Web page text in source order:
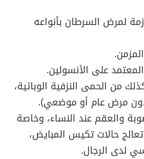
لمرض السرطان بأنواعه
على الأنسولين.
من الحمى النزفية الوبائية،
مرض عام أو موضعي).
والعقم عند النساء، وخاصة
حالات تكيس المبايض،
لدى الرجال.